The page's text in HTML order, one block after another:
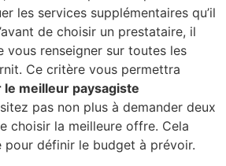
les services supplémentaires qu’il
de choisir un prestataire, il
vous renseigner sur toutes les
Ce critère vous permettra
meilleur paysagiste
pas non plus à demander deux
choisir la meilleure offre. Cela
pour définir le budget à prévoir.